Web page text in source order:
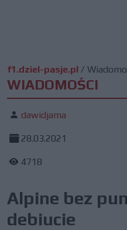
f1.dziel-pasje.pl /
WIADOMOŚCI
dawidjama
28.03.2021
4718
Alpine bez
debiucie